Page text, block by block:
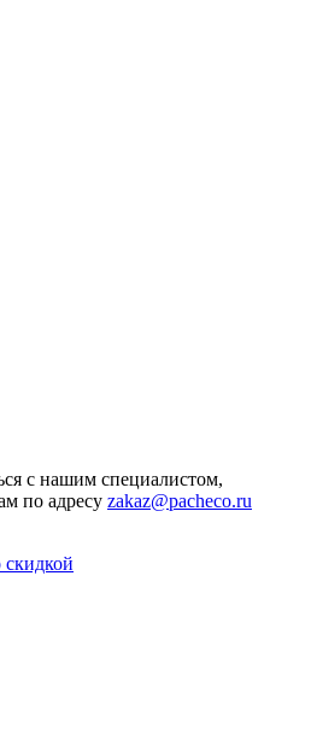
с нашим специалистом,
по адресу zakaz@pacheco.ru